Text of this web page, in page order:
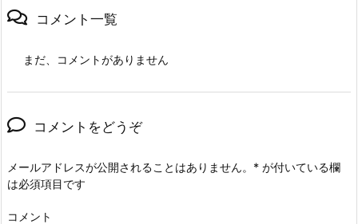
コメント一覧
まだ、コメントがありません
コメントをどうぞ
メールアドレスが公開されることはありません。 * が付いている欄
は必須項目です
コメント